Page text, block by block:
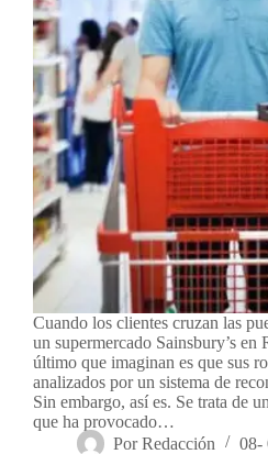
Cuando los clientes cruzan las
un supermercado Sainsbury’s
último que imaginan es que sus
analizados por un sistema de
Sin embargo, así es. Se trata de
que ha provocado…
Por Redacción 08-